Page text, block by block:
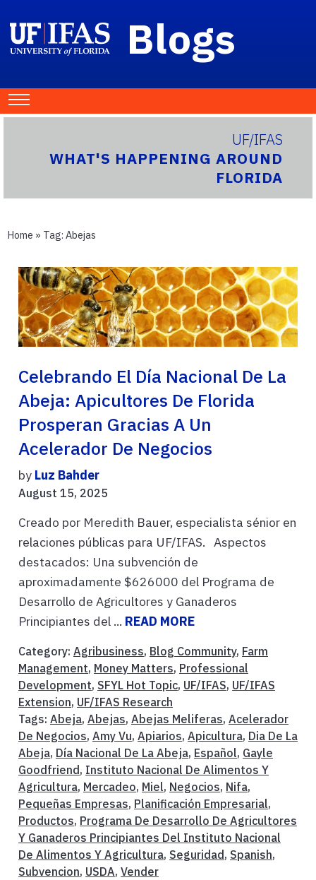
Blogs
UF/IFAS
WHAT'S HAPPENING AROUND
FLORIDA
Home » Tag: Abejas
Celebrando El Día Nacional De La
Abeja: Apicultores De Florida
Prosperan Gracias A Un
Acelerador De Negocios
by Luz Bahder
August 15, 2025
Creado por Meredith Bauer, especialista sénior en
relaciones públicas para UF/IFAS. Aspectos
destacados: Una subvención de
aproximadamente $626000 del Programa de
Desarrollo de Agricultores y Ganaderos
Principiantes del ... READ MORE
Category: Agribusiness, Blog Community, Farm
Management, Money Matters, Professional
Development, SFYL Hot Topic, UF/IFAS, UF/IFAS
Extension, UF/IFAS Research
Tags: Abeja, Abejas, Abejas Meliferas, Acelerador
De Negocios, Amy Vu, Apiarios, Apicultura, Dia De La
Abeja, Día Nacional De La Abeja, Español, Gayle
Goodfriend , Instituto Nacional De Alimentos Y
Agricultura, Mercadeo, Miel, Negocios, Nifa,
Pequeñas Empresas, Planificación Empresarial,
Productos, Programa De Desarrollo De Agricultores
Y Ganaderos Principiantes Del Instituto Nacional
De Alimentos Y Agricultura, Seguridad , Spanish,
Subvencion, USDA, Vender